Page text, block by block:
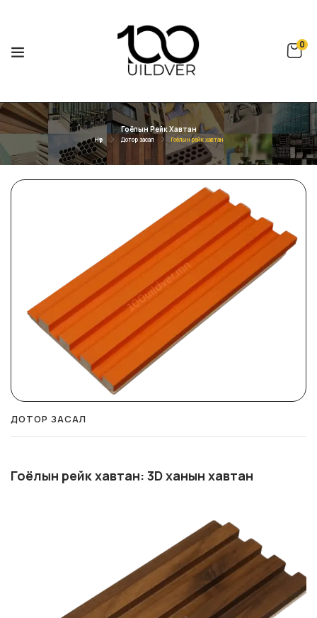
0
Гоёлын Рейк Хавтан
Нүүр Дотор засал Гоёлын рейк хавтан
ДОТОР ЗАСАЛ
Гоёлын рейк хавтан: 3D ханын хавтан